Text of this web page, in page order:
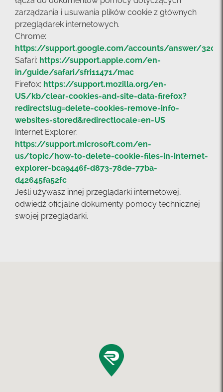
zarządzania i usuwania plików cookie z głównych
przeglądarek internetowych.
Chrome:
https://support.google.com/accounts/answer/
Safari: https://support.apple.com/en-
in/guide/safari/sfri11471/mac
Firefox: https://support.mozilla.org/en-
US/kb/clear-cookies-and-site-data-firefox?
redirectslug=delete-cookies-remove-info-
websites-stored&redirectlocale=en-US
Internet Explorer:
https://support.microsoft.com/en-
us/topic/how-to-delete-cookie-files-in-internet-
explorer-bca9446f-d873-78de-77ba-
d42645fa52fc
Jeśli używasz innej przeglądarki internetowej,
odwiedź oficjalne dokumenty pomocy technicznej
swojej przeglądarki.